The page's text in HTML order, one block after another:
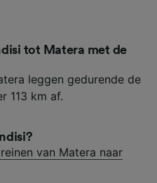
tot Matera met de
leggen gedurende de
113 km af.
van Matera naar